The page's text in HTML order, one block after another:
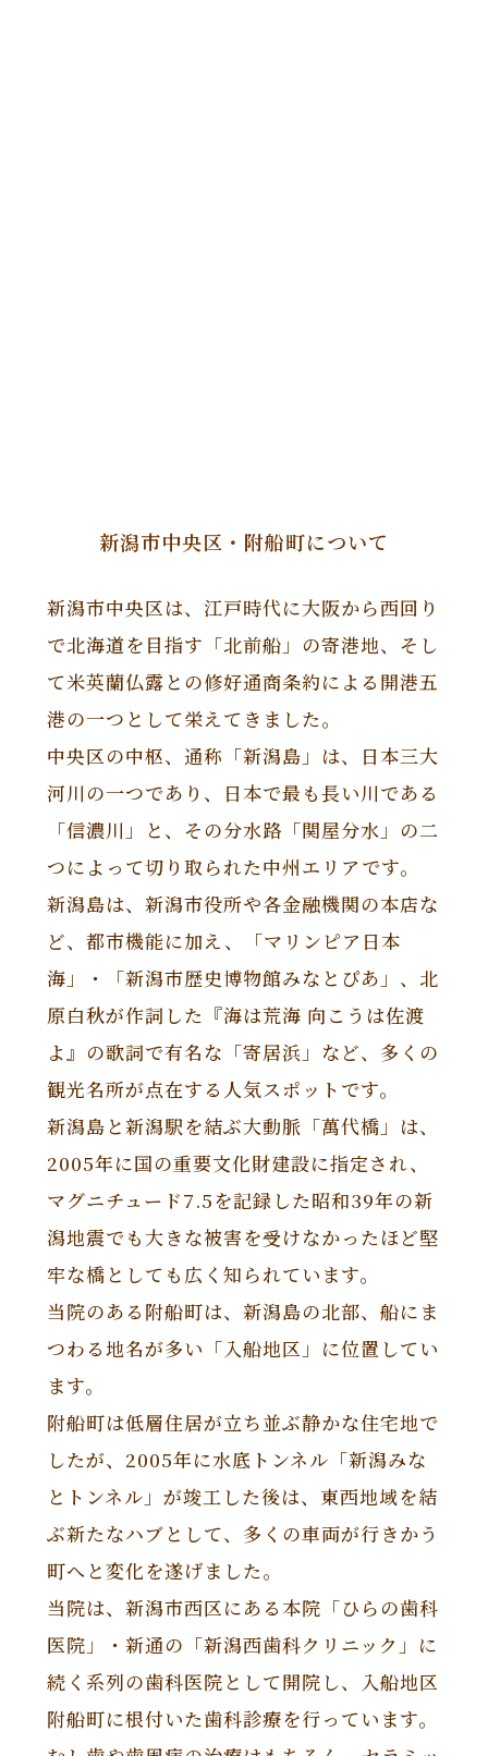
新潟市中央区・附船町について
新潟市中央区は、江戸時代に大阪から西回り
で北海道を目指す「北前船」の寄港地、そし
て米英蘭仏露との修好通商条約による開港五
港の一つとして栄えてきました。
中央区の中枢、通称「新潟島」は、日本三大
河川の一つであり、日本で最も長い川である
「信濃川」と、その分水路「関屋分水」の二
つによって切り取られた中州エリアです。
新潟島は、新潟市役所や各金融機関の本店な
ど、都市機能に加え、「マリンピア日本
海」・「新潟市歴史博物館みなとぴあ」、北
原白秋が作詞した『海は荒海 向こうは佐渡
よ』の歌詞で有名な「寄居浜」など、多くの
観光名所が点在する人気スポットです。
新潟島と新潟駅を結ぶ大動脈「萬代橋」は、
2005年に国の重要文化財建設に指定され、
マグニチュード7.5を記録した昭和39年の新
潟地震でも大きな被害を受けなかったほど堅
牢な橋としても広く知られています。
当院のある附船町は、新潟島の北部、船にま
つわる地名が多い「入船地区」に位置してい
ます。
附船町は低層住居が立ち並ぶ静かな住宅地で
したが、2005年に水底トンネル「新潟みな
とトンネル」が竣工した後は、東西地域を結
ぶ新たなハブとして、多くの車両が行きかう
町へと変化を遂げました。
当院は、新潟市西区にある本院「ひらの歯科
医院」・新通の「新潟西歯科クリニック」に
続く系列の歯科医院として開院し、入船地区
附船町に根付いた歯科診療を行っています。